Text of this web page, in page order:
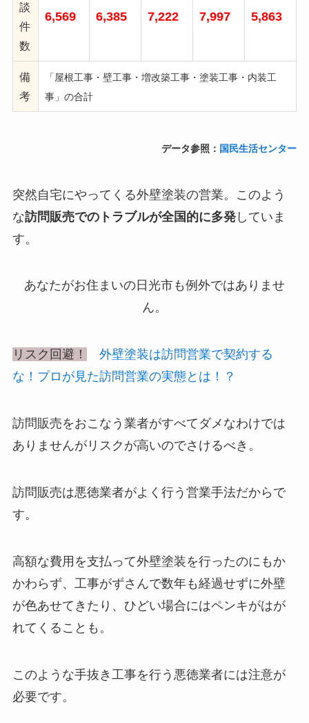
談
件
数
6,569 6,385 7,222 7,997 5,863
備
考
「屋根工事・壁工事・増改築工事・塗装工事・内装工
事」の合計
データ参照： 国民生活センター
突然自宅にやってくる外壁塗装の営業。このよう
な訪問販売でのトラブルが全国的に多発していま
す。
あなたがお住まいの 日光市も例外ではありませ
ん。
リスク回避！
外壁塗装は訪問営業で契約する
な！プロが見た訪問営業の実態とは！？
訪問販売をおこなう業者がすべてダメなわけでは
ありませんがリスクが高いのでさけるべき。
訪問販売は悪徳業者がよく行う営業手法だからで
す。
高額な費用を支払って外壁塗装を行ったのにもか
かわらず、工事がずさんで数年も経過せずに外壁
が色あせてきたり、ひどい場合にはペンキがはが
れてくることも。
このような手抜き工事を行う 悪徳業者には注意が
必要です。